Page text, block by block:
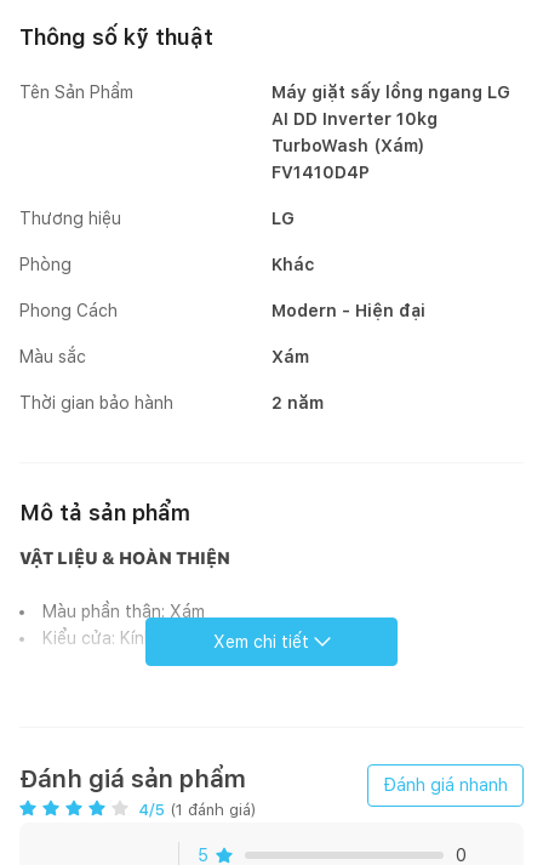
Thông số kỹ thuật
Tên Sản Phẩm
Máy giặt sấy lồng ngang LG
AI DD Inverter 10kg
TurboWash (Xám)
FV1410D4P
Thương hiệu LG
Phòng Khác
Phong Cách Modern - Hiện đại
Màu sắc Xám
Thời gian bảo hành 2 năm
Mô tả sản phẩm
VẬT LIỆU & HOÀN THIỆN
Màu phần thân: Xám
Kiểu cửa: Kính cường lực
Công suất giặt tối đa (kg): 10
Xem chi tiết
Đánh giá sản phẩm
4/5 (1 đánh giá)
Đánh giá nhanh
5
0